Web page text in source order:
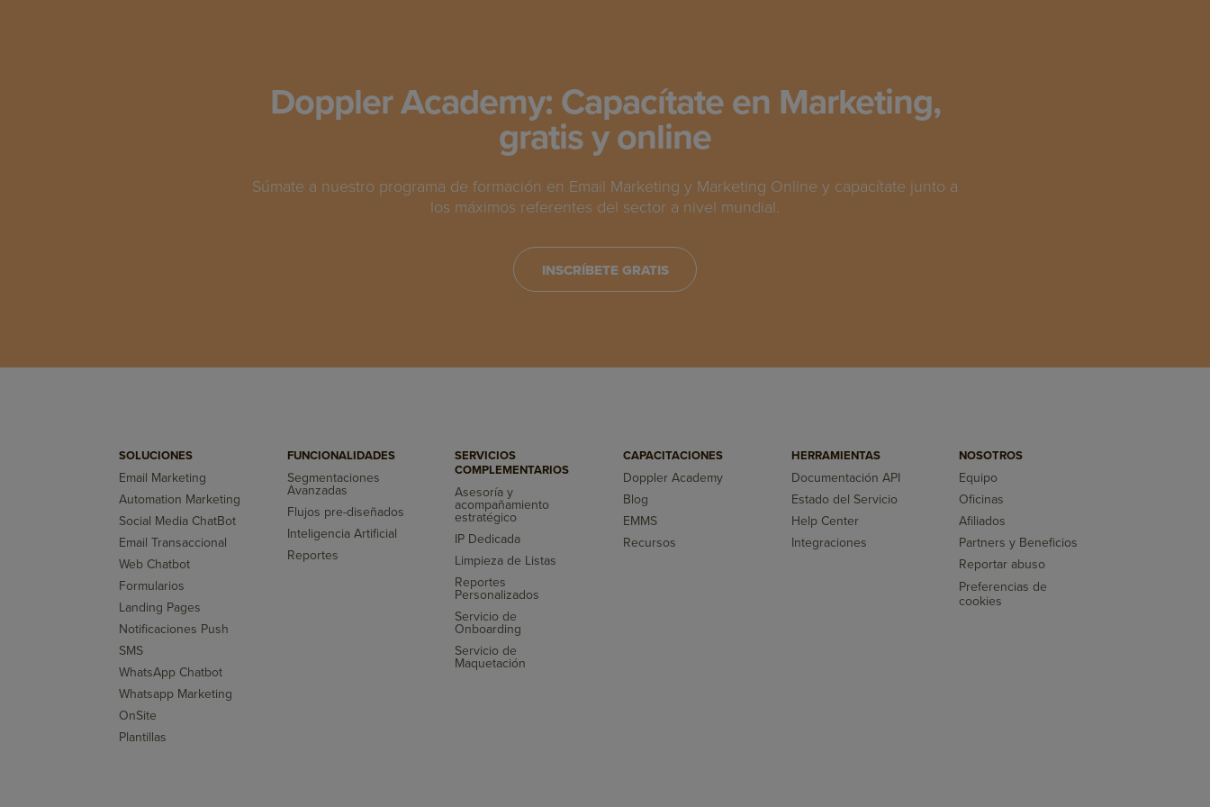
Doppler Academy: Capacítate en Marketing,
gratis y online
Súmate a nuestro programa de formación en Email Marketing y Marketing Online y capacítate junto a
los máximos referentes del sector a nivel mundial.
INSCRÍBETE GRATIS
SOLUCIONES
Email Marketing
Automation Marketing
Social Media ChatBot
Email Transaccional
Web Chatbot
Formularios
Landing Pages
Notificaciones Push
SMS
WhatsApp Chatbot
Whatsapp Marketing
OnSite
Plantillas
FUNCIONALIDADES
Segmentaciones
Avanzadas
Flujos pre-diseñados
Inteligencia Artificial
Reportes
SERVICIOS
COMPLEMENTARIOS
Asesoría y
acompañamiento
estratégico
IP Dedicada
Limpieza de Listas
Reportes
Personalizados
Servicio de
Onboarding
Servicio de
Maquetación
CAPACITACIONES
Doppler Academy
Blog
EMMS
Recursos
HERRAMIENTAS
Documentación API
Estado del Servicio
Help Center
Integraciones
NOSOTROS
Equipo
Oficinas
Afiliados
Partners y Beneficios
Reportar abuso
Preferencias de
cookies